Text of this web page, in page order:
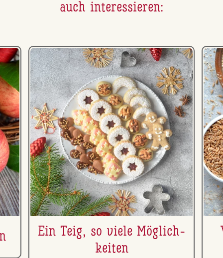
auch in­ter­es­sie­ren:
Ein Teig, so viele Mög­lich­
kei­ten